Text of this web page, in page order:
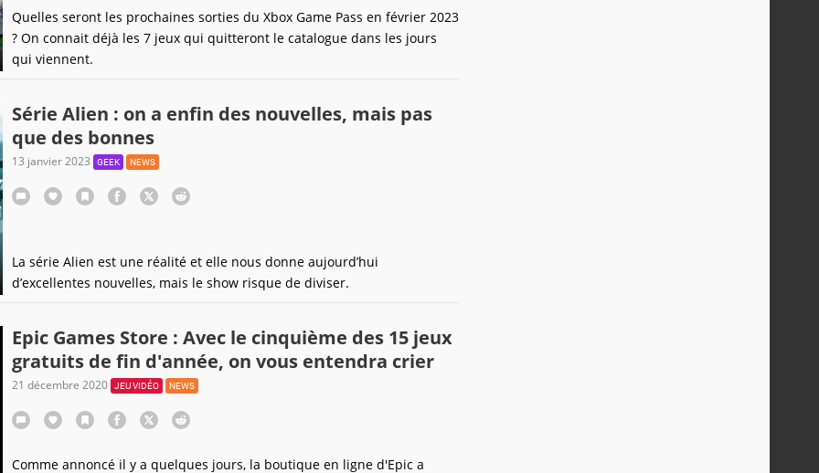
Quelles seront les prochaines sorties du Xbox Game Pass en février 2023
? On connait déjà les 7 jeux qui quitteront le catalogue dans les jours
qui viennent.
Série Alien : on a enfin des nouvelles, mais pas
que des bonnes
13 janvier 2023 GEEK NEWS
La série Alien est une réalité et elle nous donne aujourd’hui
d’excellentes nouvelles, mais le show risque de diviser.
Epic Games Store : Avec le cinquième des 15 jeux
gratuits de fin d'année, on vous entendra crier
21 décembre 2020 JEU VIDÉO NEWS
Comme annoncé il y a quelques jours, la boutique en ligne d'Epic a